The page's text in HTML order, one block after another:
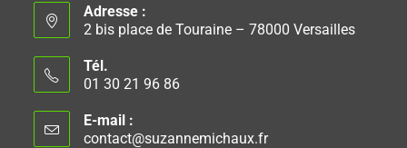
Adresse :
2 bis place de Touraine – 78000 Versailles
Tél.
01 30 21 96 86
E-mail :
contact@suzannemichaux.fr